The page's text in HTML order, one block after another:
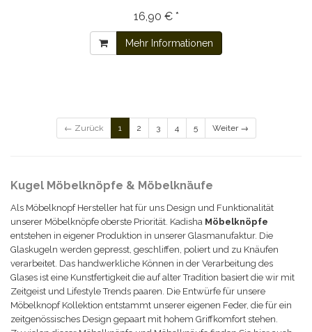
16,90 € *
Mehr Informationen
← Zurück 1 2 3 4 5 Weiter →
Kugel Möbelknöpfe & Möbelknäufe
Als Möbelknopf Hersteller hat für uns Design und Funktionalität
unserer Möbelknöpfe oberste Priorität. Kadisha Möbelknöpfe
entstehen in eigener Produktion in unserer Glasmanufaktur. Die
Glaskugeln werden gepresst, geschliffen, poliert und zu Knäufen
verarbeitet. Das handwerkliche Können in der Verarbeitung des
Glases ist eine Kunstfertigkeit die auf alter Tradition basiert die wir mit
Zeitgeist und Lifestyle Trends paaren. Die Entwürfe für unsere
Möbelknopf Kollektion entstammt unserer eigenen Feder, die für ein
zeitgenössisches Design gepaart mit hohem Griffkomfort stehen.